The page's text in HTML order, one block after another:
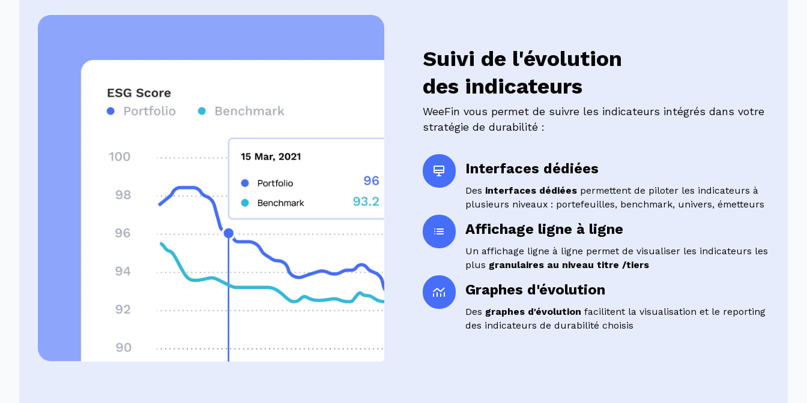
Suivi de l'évolution
des indicateurs
WeeFin vous permet de suivre les indicateurs intégrés dans votre
stratégie de durabilité :
Interfaces dédiées
Des interfaces dédiéespermettent de piloter les indicateurs à
plusieurs niveaux : portefeuilles, benchmark, univers, émetteurs
Affichage ligne à ligne
Un affichage ligne à ligne permet de visualiser les indicateurs les
plus granulaires au niveau titre /tiers
Graphes d'évolution
Des graphes d'évolution facilitent la visualisation et le reporting
des indicateurs de durabilité choisis